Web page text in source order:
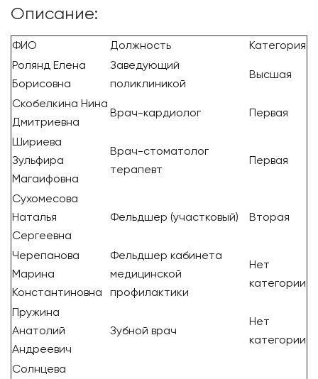
Описание:
ФИО Должность
Категория
Ролянд Елена
Борисовна
Заведующий
поликлиникой
Высшая
Скобелкина Нина
Дмитриевна
Врач-кардиолог Первая
Шириева
Зульфира
Магаифовна
Врач-стоматолог
терапевт
Первая
Сухомесова
Наталья
Сергеевна
Фельдшер (участковый) Вторая
Черепанова
Марина
Константиновна
Фельдшер кабинета
медицинской
профилактики
Нет
категории
Пружина
Анатолий
Андреевич
Зубной врач
Нет
категории
Солнцева